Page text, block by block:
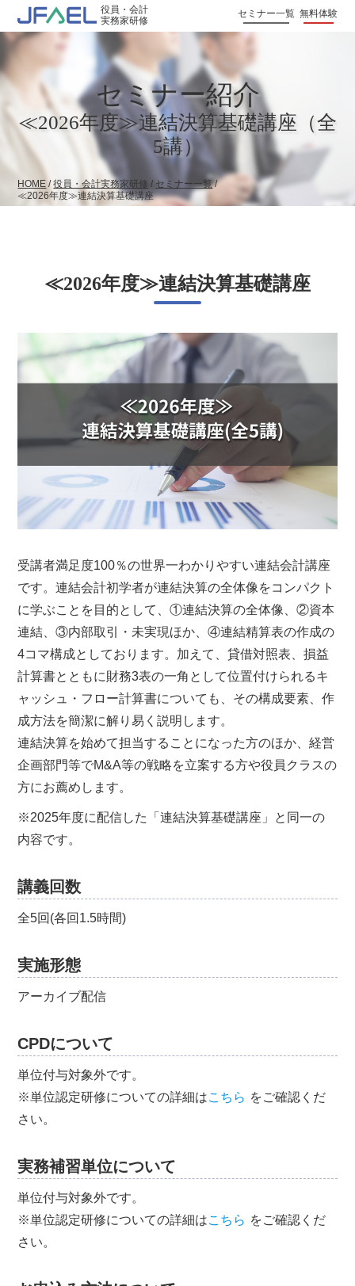
役員・会計
実務家研修
セミナー一覧 無料体験
セミナー紹介
≪2026年度≫連結決算基礎講座（全
5講）
HOME /役員・会計実務家研修 / セミナー一覧/
≪2026年度≫連結決算基礎講座
≪2026年度≫連結決算基礎講座
受講者満足度100％の世界一わかりやすい連結会計講座
です。連結会計初学者が連結決算の全体像をコンパクト
に学ぶことを目的として、①連結決算の全体像、②資本
連結、③内部取引・未実現ほか、④連結精算表の作成の
4コマ構成としております。加えて、貸借対照表、損益
計算書とともに財務3表の一角として位置付けられるキ
ャッシュ・フロー計算書についても、その構成要素、作
成方法を簡潔に解り易く説明します。
連結決算を始めて担当することになった方のほか、経営
企画部門等でM&A等の戦略を立案する方や役員クラスの
方にお薦めします。
※2025年度に配信した「連結決算基礎講座」と同一の
内容です。
講義回数
全5回(各回1.5時間)
実施形態
アーカイブ配信
CPDについて
単位付与対象外です。
※単位認定研修についての詳細はこちら をご確認くだ
さい。
実務補習単位について
単位付与対象外です。
※単位認定研修についての詳細はこちら をご確認くだ
さい。